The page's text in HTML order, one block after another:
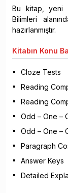
Bu kitap, yeni
Bilimleri
hazırlanmıştır.
Kitabın Konu
Cloze Tests
Reading
Reading
Odd – One –
Odd – One –
Paragraph
Answer Keys
Detailed